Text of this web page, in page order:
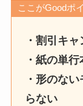
ここがGoodポ
・割引キ
・紙の単
・形のな
らない